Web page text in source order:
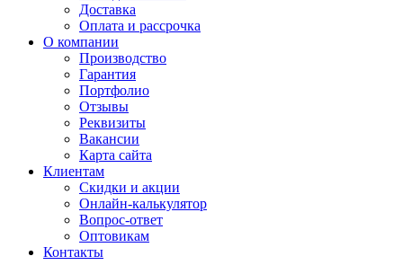
Доставка
Оплата и рассрочка
О компании
Производство
Гарантия
Портфолио
Отзывы
Реквизиты
Вакансии
Карта сайта
Клиентам
Скидки и акции
Онлайн-калькулятор
Вопрос-ответ
Оптовикам
Контакты